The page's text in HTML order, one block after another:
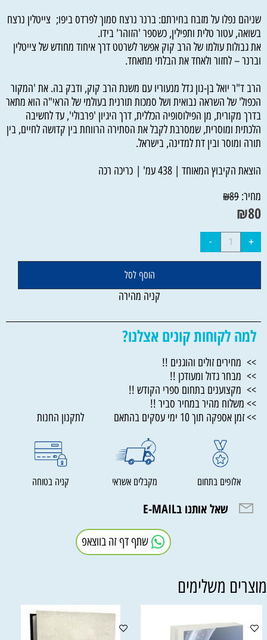
שניהם נפלו על מזבח בחירתם: ברנר נרצח סמוך לפרדס ביפו; צייטלין נרצח
בשואה, עטור טלית ותפילין, כשספר 'הזוהר' בידו.
את גבולות עולמו של הרב קוק אפשר לשרטט דרך איחוד מחודש של צייטלין
וברנר – לחזור ולאחד את הבלתי מתאחד.
הרב ד"ר יואל בן-נון גדל מנעוריו עם משנת הרב קוק, ודבק בה. את 'המקור
הכפול' של השראה נבואית ושל סמכות תורנית בעולמי של הראי"ה הוא מתאר
בדרך מקורית, מן הפילוסופיה הכללית, דרך היגיון 'פרבולי', עד לחשיבה
הלכתית ומוסרית, שמסרבת לקבל את הסתירה הרווחת בין קדושה לחיים, בין
תורה ומוסר ובין דת למדינה, בישראל.
הוצאת הקיבוץ המאוחד | 438 עמ' | כריכה רכה
מחיר:
₪89
₪80
הוסף לסל
קניה מהירה
למה לקוחות קונים אצלנו?
>> מחירים זולים והוגנים !!
>> מבחר גדול ומעודכן !!
>> מקצוענים בתחום ספרי הקודש !!
>> משלוח מהיר במחיר סביר !!
>> זמן אספקה תוך 10 ימי עסקים בהתאם לתקנון החנות
אלופים בתחום מקבלים אשראי קניה בטוחה
שאל אותנו בE-MAIL
שתף דף זה בווצאפ
משלימים